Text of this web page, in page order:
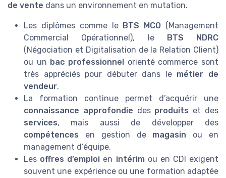
de vente dans un environnement en mutation.
Les diplômes comme le BTS MCO (Management
Commercial Opérationnel), le
BTS NDRC
(Négociation et Digitalisation de la Relation Client)
ou un bac professionnel
orienté commerce sont
très appréciés pour débuter dans le métier de
vendeur.
La formation continue permet d’acquérir une
connaissance approfondie des produits et des
services, mais aussi de développer des
compétences en gestion de magasin ou en
management d’équipe.
Les offres d’emploi en intérimou en CDI exigent
souvent une expérience ou une formation adaptée